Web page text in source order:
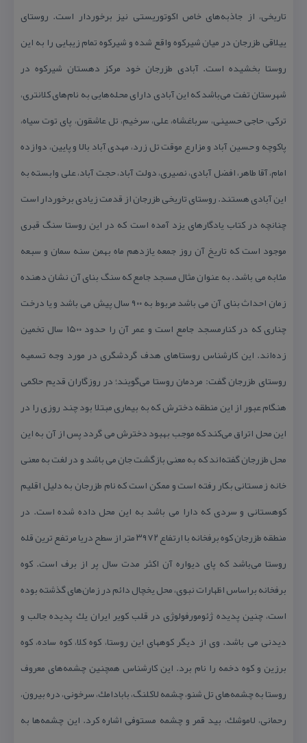
تاریخی، از جاذبه‌های خاص اكوتوریستی نیز برخوردار است. روستای
ییلاقی طزرجان در میان شیركوه واقع شده و شیركوه تمام زیبایی را به این
روستا بخشیده است. آبادی طزرجان خود مركز دهستان شیركوه در
شهرستان تفت می‌باشد كه این آبادی دارای محله‌هایی به نام‌های كلانتری،
تركی، حاجی حسینی، سرباغشاه، علی، سرخیم، تل عاشقون، پای توت سیاه،
پاكوچه و حسین آباد و مزارع موقت تل زرد، مهدی آباد بالا و پایین، دوازده
امام، آقا طاهر، افضل آبادی، نصیری، دولت آباد، حجت آباد، علی وابسته به
این آبادی هستند. روستای تاریخی طزرجان از قدمت زیادی برخوردار است
چنانچه در كتاب یادگارهای یزد آمده است كه در این روستا سنگ قبری
موجود است كه تاریخ آن روز جمعه یازدهم ماه بهمن سنه سمان و سبعه
مئابه می باشد. به عنوان مثال مسجد جامع كه سنگ بنای آن نشان دهنده
زمان احداث بنای آن می باشد مربوط به ۹۰۰ سال پیش می باشد و یا درخت
چناری كه در كنارمسجد جامع است و عمر آن را حدود ۱۵۰۰ سال تخمین
زده‌اند. این كارشناس روستاهای هدف گردشگری در مورد وجه تسمیه
روستای طزرجان گفت: مردمان روستا می‌گویند؛ در روزگاران قدیم حاكمی
هنگام عبور از این منطقه دخترش كه به بیماری مبتلا بود چند روزی را در
این محل اتراق می‌كند كه موجب بهبود دخترش می گردد پس از آن به این
محل طزرجان گفته‌اند كه به معنی بازگشت جان می باشد و در لغت به معنی
خانه زمستانی بكار رفته است و ممكن است كه نام طزرجان به دلیل اقلیم
كوهستانی و سردی كه دارا می باشد به این محل داده شده است. در
منطقه طزرجان كوه برفخانه با ارتفاع ۳۹۷۲ متر از سطح دریا مرتفع ترین قله
روستا می‌باشد كه پای دیواره آن اكثر مدت سال پر از برف است. كوه
برفخانه براساس اظهارات نبوی، محل یخچال دائم در زمان‌های گذشته بوده
است، چنین پدیده ژئومورفولوژی در قلب كویر ایران یك پدیده جالب و
دیدنی می باشد. وی از دیگر كوههای این روستا، كوه كلا، كوه ساده، كوه
برزین و كوه دخمه را نام برد. این كارشناس همچنین چشمه‌های معروف
روستا به چشمه‌های تل شنو، چشمه لاكلنگ، بابادامك، سرخونی، دره بیرون،
رحمانی، لاموشك، بید قمر و چشمه مستوفی اشاره كرد. این چشمه‌ها به